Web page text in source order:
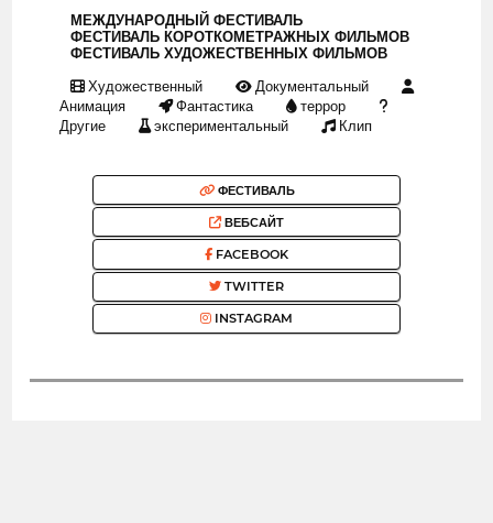
МЕЖДУНАРОДНЫЙ ФЕСТИВАЛЬ
ФЕСТИВАЛЬ КОРОТКОМЕТРАЖНЫХ ФИЛЬМОВ
ФЕСТИВАЛЬ ХУДОЖЕСТВЕННЫХ ФИЛЬМОВ
Художественный
Документальный
Анимация
Фантастика
террор
Другие
экспериментальный Клип
ФЕСТИВАЛЬ
ВЕБСАЙТ
FACEBOOK
TWITTER
INSTAGRAM